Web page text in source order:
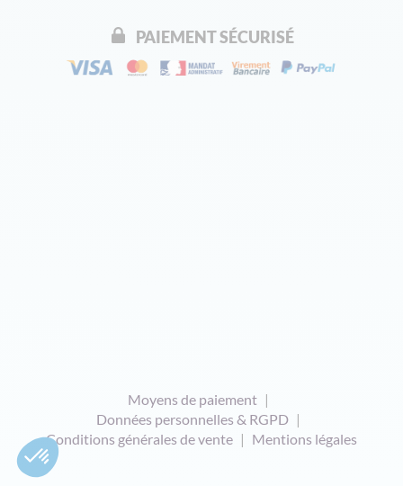
PAIEMENT SÉCURISÉ
Moyens de paiement
Données personnelles & RGPD
Conditions générales de vente
Mentions légales